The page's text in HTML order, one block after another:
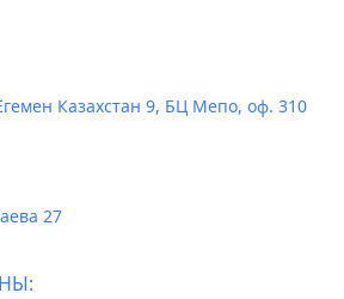
Казахстан 9, БЦ Мепо, оф. 310
27